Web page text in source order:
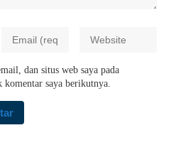
dan situs web saya pada
saya berikutnya.